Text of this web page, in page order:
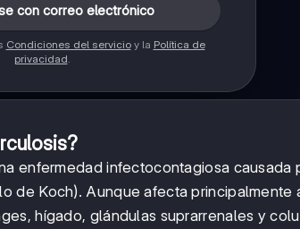
con correo electrónico
Condiciones del servicioy la Política de
privacidad
enfermedad infectocontagiosa causada
de Koch). Aunque afecta
hígado, glándulas suprarrenales y